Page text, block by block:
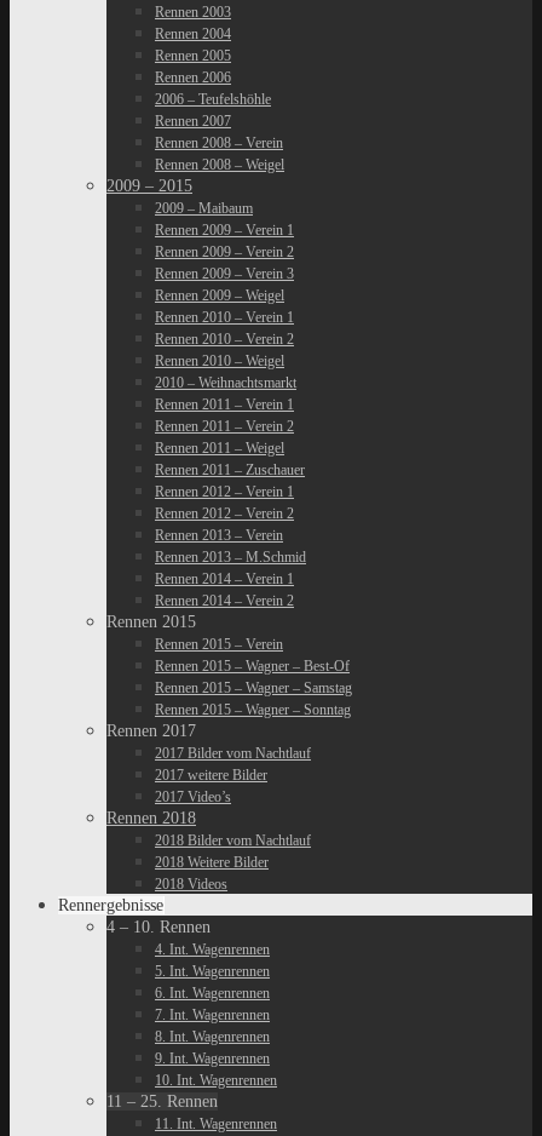
Rennen 2003
Rennen 2004
Rennen 2005
Rennen 2006
2006 – Teufelshöhle
Rennen 2007
Rennen 2008 – Verein
Rennen 2008 – Weigel
2009 – 2015
2009 – Maibaum
Rennen 2009 – Verein 1
Rennen 2009 – Verein 2
Rennen 2009 – Verein 3
Rennen 2009 – Weigel
Rennen 2010 – Verein 1
Rennen 2010 – Verein 2
Rennen 2010 – Weigel
2010 – Weihnachtsmarkt
Rennen 2011 – Verein 1
Rennen 2011 – Verein 2
Rennen 2011 – Weigel
Rennen 2011 – Zuschauer
Rennen 2012 – Verein 1
Rennen 2012 – Verein 2
Rennen 2013 – Verein
Rennen 2013 – M.Schmid
Rennen 2014 – Verein 1
Rennen 2014 – Verein 2
Rennen 2015
Rennen 2015 – Verein
Rennen 2015 – Wagner – Best-Of
Rennen 2015 – Wagner – Samstag
Rennen 2015 – Wagner – Sonntag
Rennen 2017
2017 Bilder vom Nachtlauf
2017 weitere Bilder
2017 Video’s
Rennen 2018
2018 Bilder vom Nachtlauf
2018 Weitere Bilder
2018 Videos
Rennergebnisse
4 – 10. Rennen
4. Int. Wagenrennen
5. Int. Wagenrennen
6. Int. Wagenrennen
7. Int. Wagenrennen
8. Int. Wagenrennen
9. Int. Wagenrennen
10. Int. Wagenrennen
11 – 25. Rennen
11. Int. Wagenrennen